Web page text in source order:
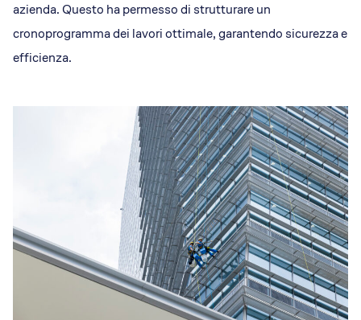
azienda. Questo ha permesso di strutturare un
cronoprogramma dei lavori ottimale, garantendo sicurezza e
efficienza.